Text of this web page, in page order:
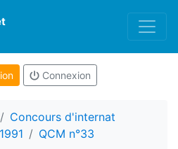
Connexion
Concours d'internat
1991 QCM n°33